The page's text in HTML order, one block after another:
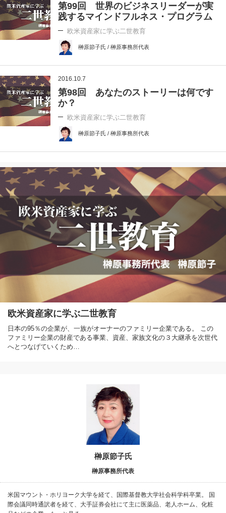
第99回 世界のビジネスリーダーが実
践するマインドフルネス・プログラム
欧米資産家に学ぶ二世教育
榊原節子氏 / 榊原事務所代表
2016.10.7
第98回 あなたのストーリーは何です
か？
欧米資産家に学ぶ二世教育
榊原節子氏 / 榊原事務所代表
欧米資産家に学ぶ二世教育
日本の95％の企業が、一族がオーナーのファミリー企業である。 この
ファミリー企業の財産である事業、資産、家族文化の３大継承を次世代
へとつなげていくため…
榊原節子氏
榊原事務所代表
米国マウント・ホリヨーク大学を経て、国際基督教大学社会科学科卒業。 国
際会議同時通訳者を経て、大手証券会社にて主に医薬品、老人ホーム、化粧